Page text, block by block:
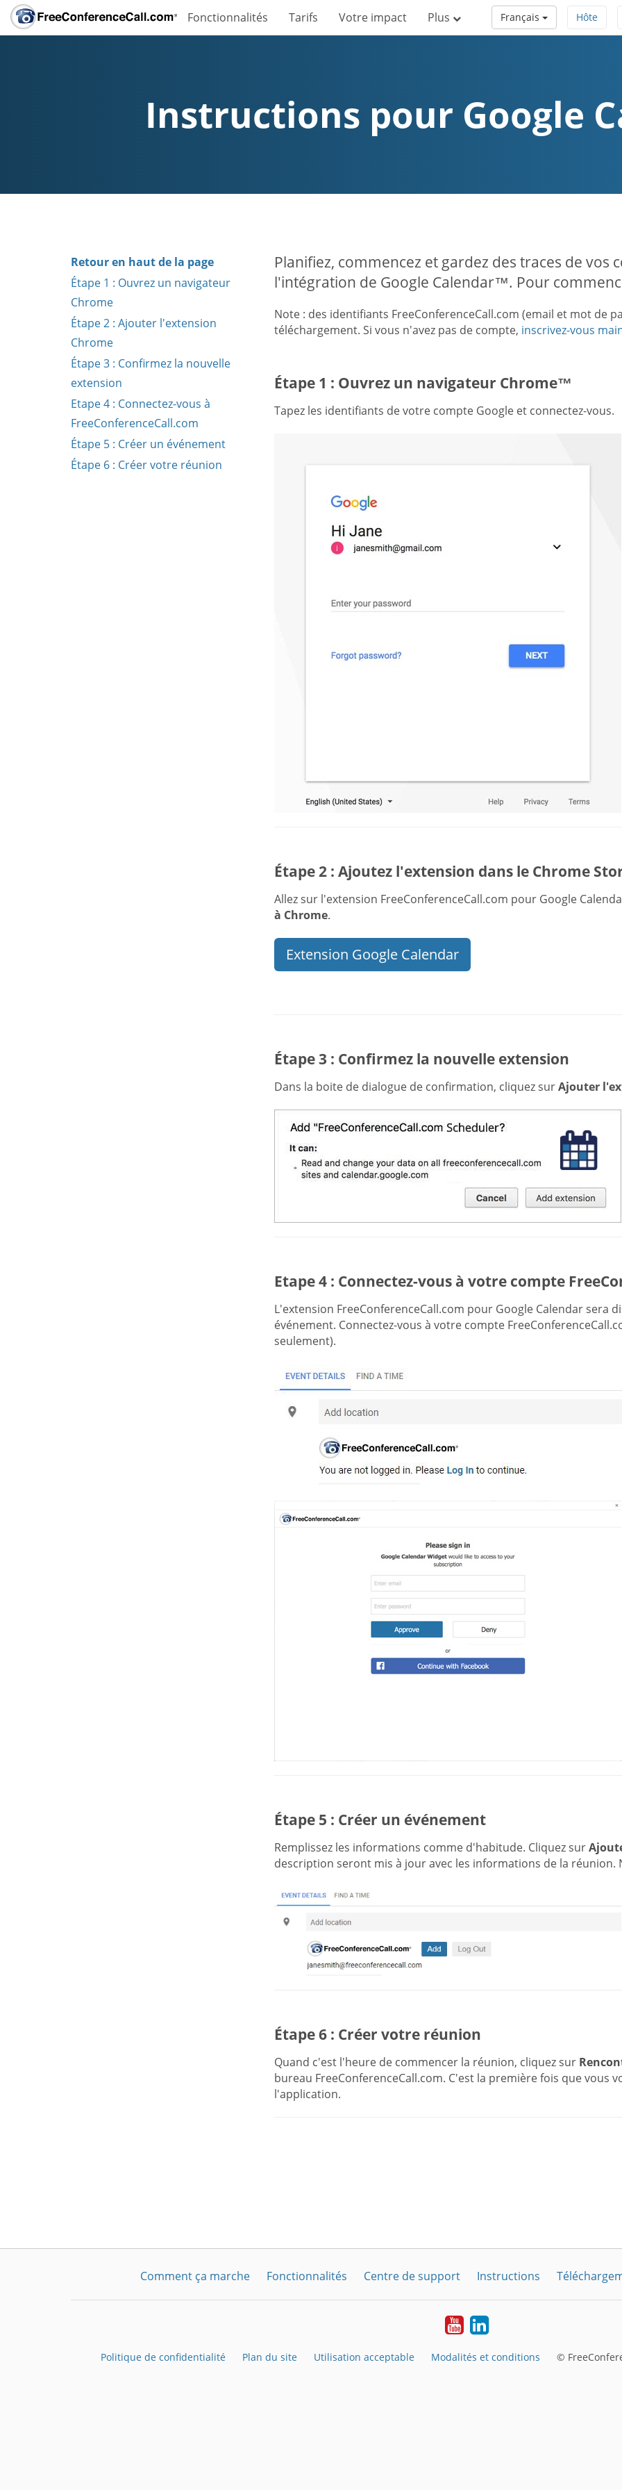
Fonctionnalités Tarifs Votre impact Plus Hôte
Français
Instructions pour Google
Retour en haut de la page
Étape 1 : Ouvrez un navigateur
Chrome
Étape 2 : Ajouter l'extension
Chrome
Étape 3 : Confirmez la nouvelle
extension
Etape 4 : Connectez-vous à
FreeConferenceCall.com
Étape 5 : Créer un événement
Étape 6 : Créer votre réunion
Planifiez, commencez et gardez des traces de vos
l'intégration de Google Calendar™. Pour
Note : des identifiants FreeConferenceCall.com (email et mot de
téléchargement. Si vous n'avez pas de compte, inscrivez-vous
Étape 1 : Ouvrez un navigateur Chrome™
Tapez les identifiants de votre compte Google et connectez-vous.
Étape 2 : Ajoutez l'extension dans le Chrome
Allez sur l'extension FreeConferenceCall.com pour Google
à Chrome.
Extension Google Calendar
Étape 3 : Confirmez la nouvelle extension
Dans la boite de dialogue de confirmation, cliquez surAjouter
Etape 4 : Connectez-vous à votre compte
L'extension FreeConferenceCall.com pour Google Calendar sera
événement. Connectez-vous à votre compte
seulement).
Étape 5 : Créer un événement
Remplissez les informations comme d'habitude. Cliquez sur
description seront mis à jour avec les informations de la réunion.
Étape 6 : Créer votre réunion
Quand c'est l'heure de commencer la réunion, cliquez sur
bureau FreeConferenceCall.com. C'est la première fois que vous
l'application.
Comment ça marche Fonctionnalités Centre de support Instructions
YouTubeLinkedIn
Politique de confidentialité Plan du site Utilisation acceptable Modalités et conditions ©